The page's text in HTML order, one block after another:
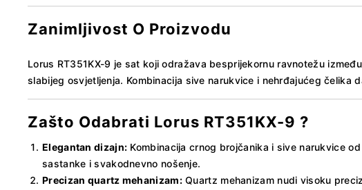
Zanimljivost O Proizvodu
Lorus RT351KX-9 je sat koji odražava besprijekornu ravnotežu
slabijeg osvjetljenja. Kombinacija sive narukvice i nehrđajućeg
Zašto Odabrati Lorus RT351KX-9 ?
Elegantan dizajn: Kombinacija crnog brojčanika i sive narukvice
sastanke i svakodnevno nošenje.
Precizan quartz mehanizam:Quartz mehanizam nudi visoku